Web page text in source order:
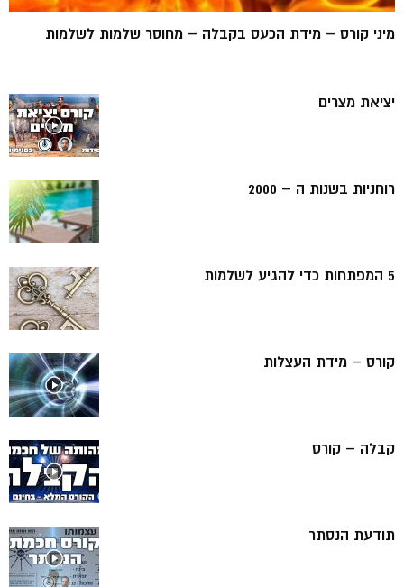
מיני קורס – מידת הכעס בקבלה – מחוסר שלמות לשלמות
יציאת מצרים
רוחניות בשנות ה – 2000
5 המפתחות כדי להגיע לשלמות
קורס – מידת העצלות
קבלה – קורס
תודעת הנסתר